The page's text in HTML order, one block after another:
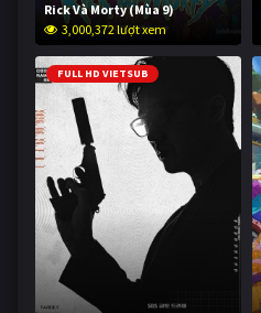
Rick Và Morty (Mùa 9)
3,000,372 lượt xem
FULL HD VIETSUB